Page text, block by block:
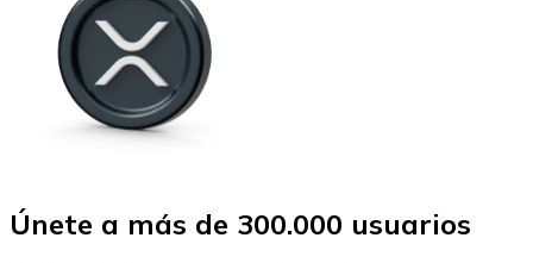
Únete a más de 300.000 usuarios